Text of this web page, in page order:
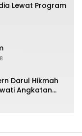
Lewat Program
Darul Hikmah
Angkatan